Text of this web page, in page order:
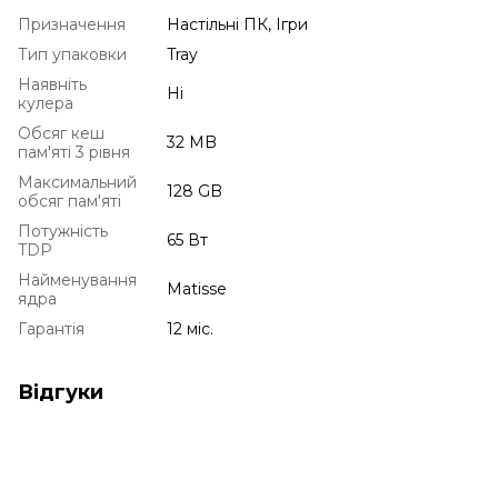
Призначення
Настільні ПК, Ігри
Тип упаковки
Tray
Наявніть
кулера
Ні
Обсяг кеш
пам'яті 3 рівня
32 MB
Максимальний
обсяг пам'яті
128 GB
Потужність
TDP
65 Вт
Найменування
ядра
Matisse
Гарантія
12 міс.
Відгуки